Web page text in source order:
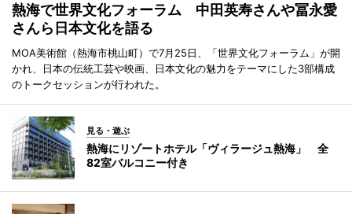
熱海で世界文化フォーラム 中田英寿さんや冨永愛
さんら日本文化を語る
MOA美術館（熱海市桃山町）で7月25日、「世界文化フォーラム」が開
かれ、日本の伝統工芸や映画、日本文化の魅力をテーマにした3部構成
のトークセッションが行われた。
見る・遊ぶ
熱海にリゾートホテル「ヴィラージュ熱海」 全
82室バルコニー付き